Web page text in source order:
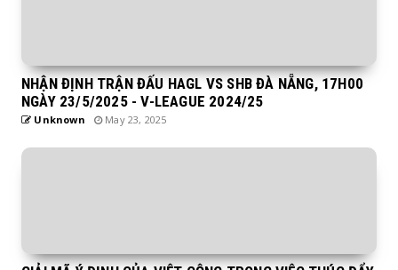
NHẬN ĐỊNH TRẬN ĐẤU HAGL VS SHB ĐÀ NẴNG, 17H00
NGÀY 23/5/2025 - V-LEAGUE 2024/25
Unknown May 23, 2025